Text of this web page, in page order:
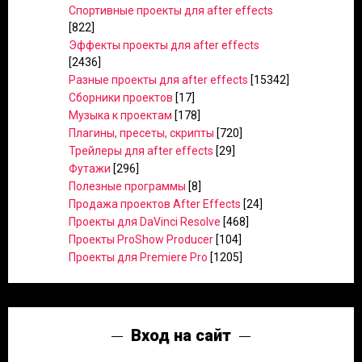
Спортивные проекты для after effects
[822]
Эффекты проекты для after effects
[2436]
Разные проекты для after effects [15342]
Сборники проектов [17]
Музыка к проектам [178]
Плагины, пресеты, скрипты [720]
Трейлеры для after effects [29]
Футажи [296]
Полезные программы [8]
Продажа проектов After Effects [24]
Проекты для DaVinci Resolve [468]
Проекты ProShow Producer [104]
Проекты для Premiere Pro [1205]
Вход на сайт